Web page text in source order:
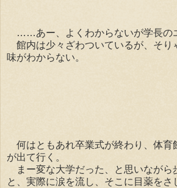
……あー、よくわからないが学長の
館内は少々ざわついているが、そり
味がわからない。
何はともあれ卒業式が終わり、体育
が出て行く。
まー変な大学だった、と思いながら
と、実際に涙を流し、そこに目薬をさ